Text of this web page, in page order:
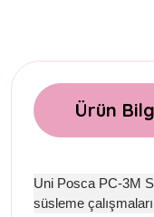
Ürün
Uni Posca PC-3M
süsleme